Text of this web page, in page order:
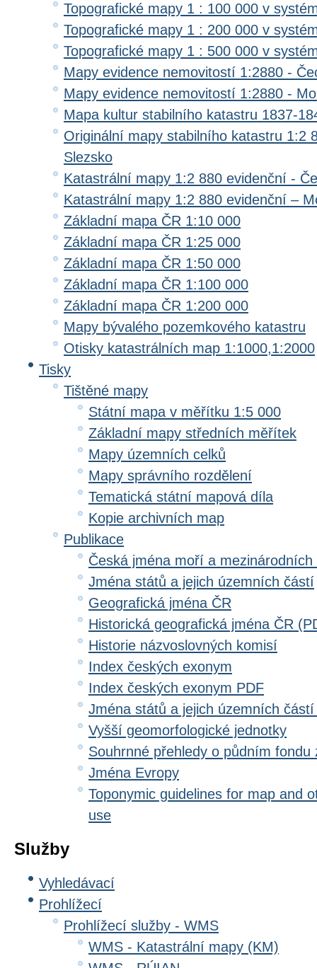
Topografické mapy 1 : 100 000 v
Topografické mapy 1 : 200 000 v
Topografické mapy 1 : 500 000 v
Mapy evidence nemovitostí 1:2880 -
Mapy evidence nemovitostí 1:2880 -
Mapa kultur stabilního katastru 1837-
Originální mapy stabilního katastru 1:2
Slezsko
Katastrální mapy 1:2 880 evidenční -
Katastrální mapy 1:2 880 evidenční –
Základní mapa ČR 1:10 000
Základní mapa ČR 1:25 000
Základní mapa ČR 1:50 000
Základní mapa ČR 1:100 000
Základní mapa ČR 1:200 000
Mapy bývalého pozemkového katastru
Otisky katastrálních map 1:1000,1:2000
Tisky
Tištěné mapy
Státní mapa v měřítku 1:5 000
Základní mapy středních měřítek
Mapy územních celků
Mapy správního rozdělení
Tematická státní mapová díla
Kopie archivních map
Publikace
Česká jména moří a
Jména států a jejich územních částí
Geografická jména ČR
Historická geografická jména ČR
Historie názvoslovných komisí
Index českých exonym
Index českých exonym PDF
Jména států a jejich územních
Vyšší geomorfologické jednotky
Souhrnné přehledy o půdním fondu
Jména Evropy
Toponymic guidelines for map and
use
Služby
Vyhledávací
Prohlížecí
Prohlížecí služby - WMS
WMS - Katastrální mapy (KM)